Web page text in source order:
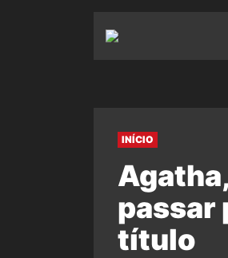
INÍCIO
passar
título